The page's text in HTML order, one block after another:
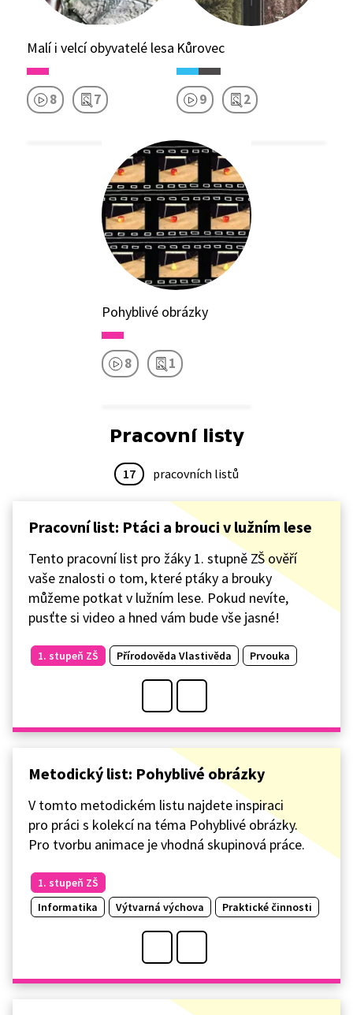
Malí i velcí obyvatelé lesa
8 7
Kůrovec
9 2
Pohyblivé obrázky
8 1
Pracovní listy
17 pracovních listů
Pracovní list: Ptáci a brouci v lužním lese
Tento pracovní list pro žáky 1. stupně ZŠ ověří
vaše znalosti o tom, které ptáky a brouky
můžeme potkat v lužním lese. Pokud nevíte,
pusťte si video a hned vám bude vše jasné!
1. stupeň ZŠ Přírodověda Vlastivěda Prvouka
Metodický list: Pohyblivé obrázky
V tomto metodickém listu najdete inspiraci
pro práci s kolekcí na téma Pohyblivé obrázky.
Pro tvorbu animace je vhodná skupinová práce.
1. stupeň ZŠ
Informatika
Výtvarná výchova Praktické činnosti